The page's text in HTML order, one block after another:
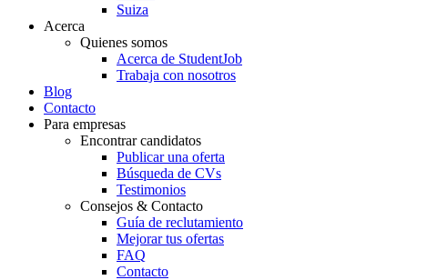
Suiza
Acerca
Quienes somos
Acerca de StudentJob
Trabaja con nosotros
Blog
Contacto
Para empresas
Encontrar candidatos
Publicar una oferta
Búsqueda de CVs
Testimonios
Consejos & Contacto
Guía de reclutamiento
Mejorar tus ofertas
FAQ
Contacto